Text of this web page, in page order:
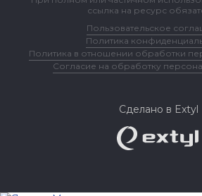
ссылка на ресурс
Пользовательское
Политика
Политика в отношении обработки
Согласие на обработку
Сделано в Extyl